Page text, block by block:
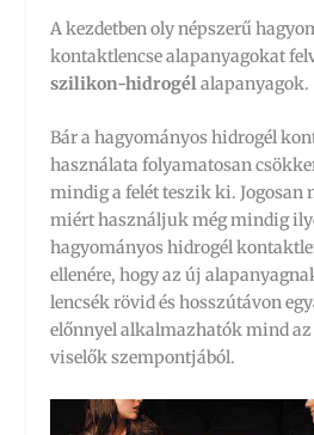
A kezdetben oly népszerű
kontaktlencse alapanyagokat
szilikon-hidrogélalapanyagok.
Bár a hagyományos hidrogél
használata folyamatosan
mindig a felét teszik ki. Jogosan
miért használjuk még mindig
hagyományos hidrogél
ellenére, hogy az új
lencsék rövid és hosszútávon
előnnyel alkalmazhatók mind
viselők szempontjából.